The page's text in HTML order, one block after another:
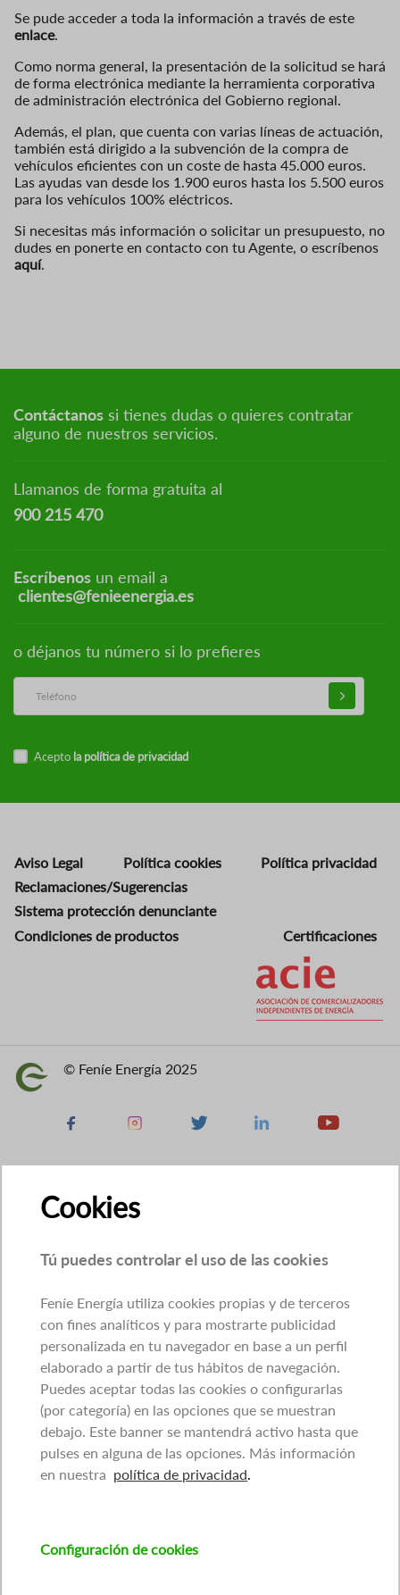
Se pude acceder a toda la información a través de este
enlace.
Como norma general, la presentación de la solicitud se hará
de forma electrónica mediante la herramienta corporativa
de administración electrónica del Gobierno regional.
Además, el plan, que cuenta con varias líneas de actuación,
también está dirigido a la subvención de la compra de
vehículos eficientes con un coste de hasta 45.000 euros.
Las ayudas van desde los 1.900 euros hasta los 5.500 euros
para los vehículos 100% eléctricos.
Si necesitas más información o solicitar un presupuesto, no
dudes en ponerte en contacto con tu Agente, o escríbenos
aquí.
Contáctanos si tienes dudas o quieres contratar
alguno de nuestros servicios.
Llamanos de forma gratuita al
900 215 470
Escríbenos un email a
clientes@fenieenergia.es
o déjanos tu número si lo prefieres
Acepto la política de privacidad
Aviso Legal Política cookies
Política privacidad
Reclamaciones/Sugerencias
Sistema protección denunciante
Condiciones de productos
Certificaciones
Imagen © Feníe Energía 2025
Facebook Instagram X Linkedin Youtube
Cookies
Tú puedes controlar el uso de las cookies
Feníe Energía utiliza cookies propias y de terceros
con fines analíticos y para mostrarte publicidad
personalizada en tu navegador en base a un perfil
elaborado a partir de tus hábitos de navegación.
Puedes aceptar todas las cookies o configurarlas
(por categoría) en las opciones que se muestran
debajo. Este banner se mantendrá activo hasta que
pulses en alguna de las opciones. Más información
en nuestra política de privacidad
Configuración de cookies